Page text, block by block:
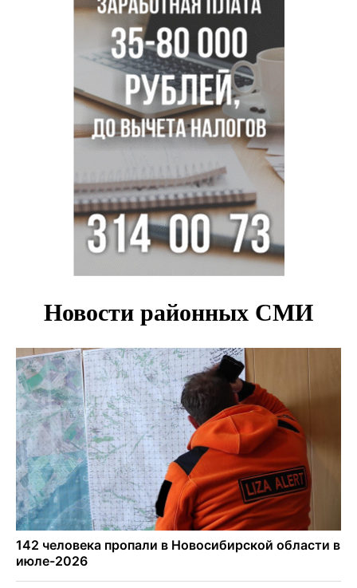
Заборы на площади Маркса сносят для новой зоны
отдыха в Новосибирске
Глава сельсовета Игорь Конах утонул у острова в
Новосибирском водохранилище